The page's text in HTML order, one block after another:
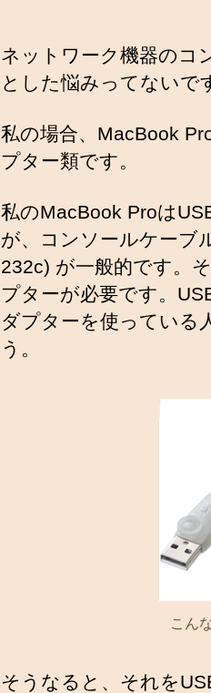
時
の
続
へ
の
ネットワーク機器のコ
とした悩みってないで
私の場合、MacBook
プター類です。
私のMacBook Proは
が、コンソールケーブ
232c) が一般的です。
プターが必要です。
ダプターを使っている
う。
こん
そうなると、それを